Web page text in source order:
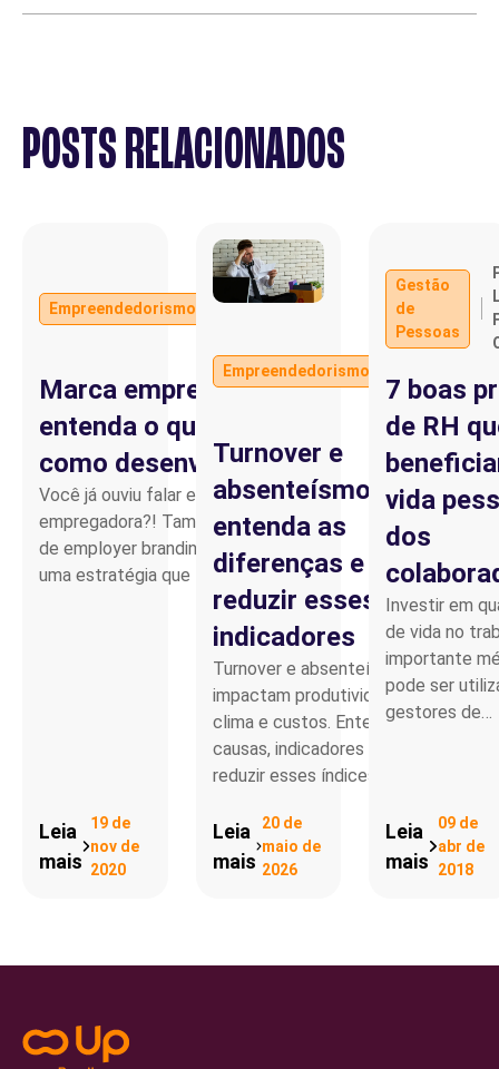
POSTS RELACIONADOS
Empreendedorismo
Por
LEANDRO
Marca empregadora:
entenda o que é e
como desenvolvê-la
Você já ouviu falar em marca
empregadora?! Também chamada
de employer branding, trata-se de
uma estratégia que tem…
Leia
mais
19 de
nov de
2020
Empreendedorismo
Por
Up
Turnover e
absenteísmo:
entenda as
diferenças e como
reduzir esses
indicadores
Turnover e absenteísmo
impactam produtividade,
clima e custos. Entenda
causas, indicadores e como
reduzir esses índices no RH.
Leia
mais
20 de
maio de
2026
Gestão
de
Pessoas
7 boas
de RH
vida
dos
Investir em
de vida no
importante
pode ser
gestores de…
Leia
mais
09 de
abr de
2018